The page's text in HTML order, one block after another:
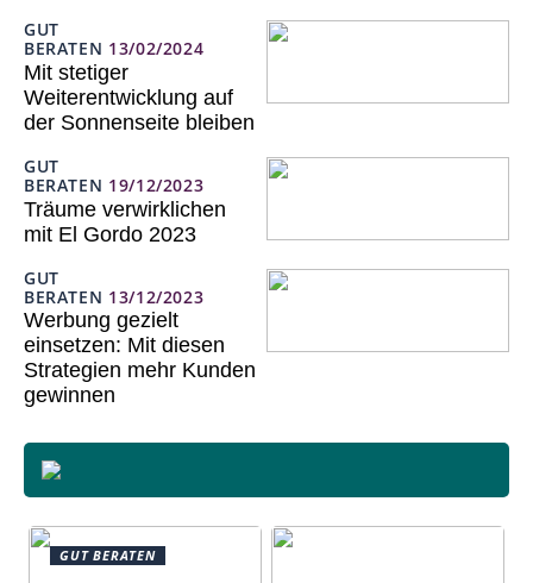
GUT
BERATEN 13/02/2024
Mit stetiger
Weiterentwicklung auf
der Sonnenseite bleiben
GUT
BERATEN 19/12/2023
Träume verwirklichen
mit El Gordo 2023
GUT
BERATEN 13/12/2023
Werbung gezielt
einsetzen: Mit diesen
Strategien mehr Kunden
gewinnen
GUT BERATEN